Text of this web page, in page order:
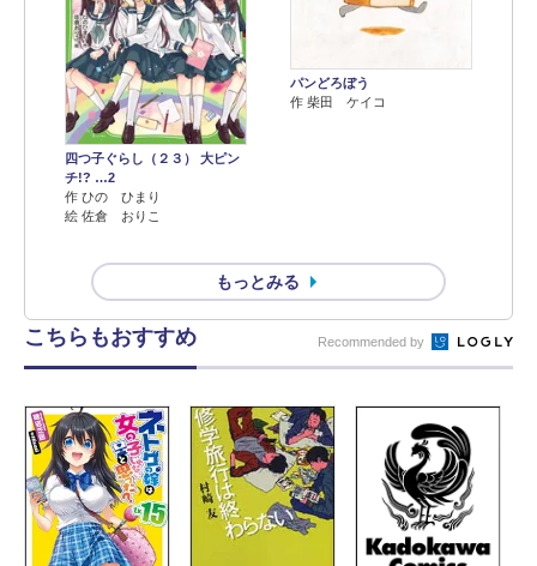
四つ子ぐらし（２３） 大ピン
チ!? …2
作 ひの ひまり
絵 佐倉 おりこ
パンどろぼう
作 柴田 ケイコ
もっとみる
こちらもおすすめ Recommended by